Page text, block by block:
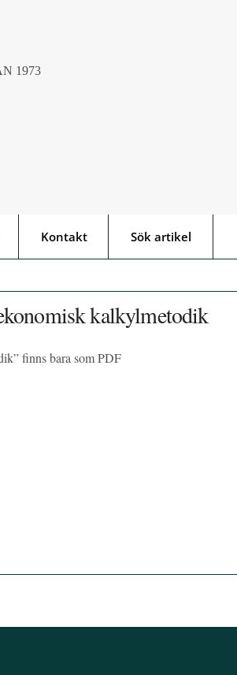
1973
Kontakt Sök artikel
kalkylmetodik
finns bara som PDF